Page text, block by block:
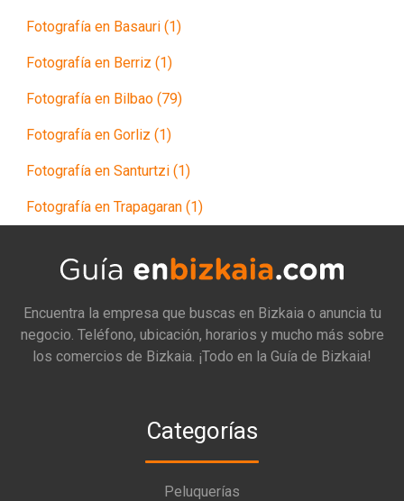
Fotografía en Basauri (1)
Fotografía en Berriz (1)
Fotografía en Bilbao (79)
Fotografía en Gorliz (1)
Fotografía en Santurtzi (1)
Fotografía en Trapagaran (1)
Encuentra la empresa que buscas en Bizkaia o anuncia tu
negocio. Teléfono, ubicación, horarios y mucho más sobre
los comercios de Bizkaia. ¡Todo en la Guía de Bizkaia!
Categorías
Peluquerías